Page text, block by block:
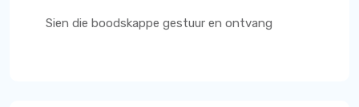
Sien die boodskappe gestuur en ontvang